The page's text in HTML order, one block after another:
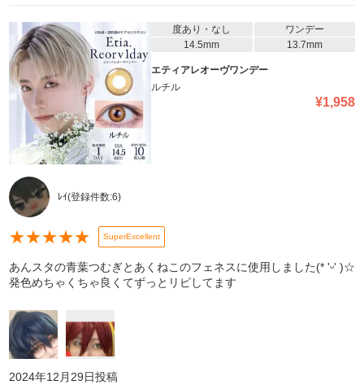
度あり・なし
ワンデー
14.5mm
13.7mm
エティアレオーヴワンデー
ルチル
¥1,958
ﾚｲ(登録件数:6)
★★★★★ SuperExcellent
あんスタの青葉つむぎとあくねこのフェネスに使用しました(* 'ᵕ' )☆
発色めちゃくちゃ良くてずっとリピしてます
2024年12月29日投稿